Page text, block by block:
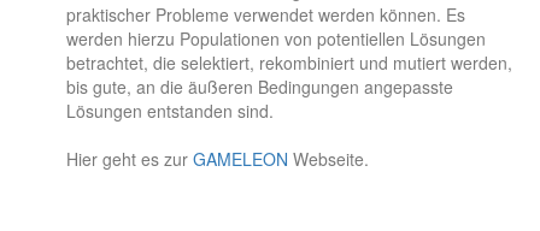
praktischer Probleme verwendet werden können. Es
werden hierzu Populationen von potentiellen Lösungen
betrachtet, die selektiert, rekombiniert und mutiert werden,
bis gute, an die äußeren Bedingungen angepasste
Lösungen entstanden sind.
Hier geht es zur GAMELEON Webseite.